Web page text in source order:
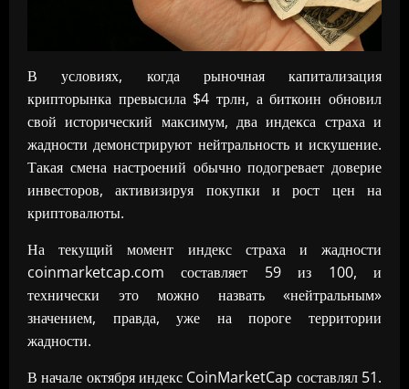
В условиях, когда рыночная капитализация
крипторынка превысила $4 трлн, а биткоин обновил
свой исторический максимум, два индекса страха и
жадности демонстрируют нейтральность и искушение.
Такая смена настроений обычно подогревает доверие
инвесторов, активизируя покупки и рост цен на
криптовалюты.
На текущий момент индекс страха и жадности
coinmarketcap.com составляет 59 из 100, и
технически это можно назвать «нейтральным»
значением, правда, уже на пороге территории
жадности.
В начале октября индекс CoinMarketCap составлял 51.